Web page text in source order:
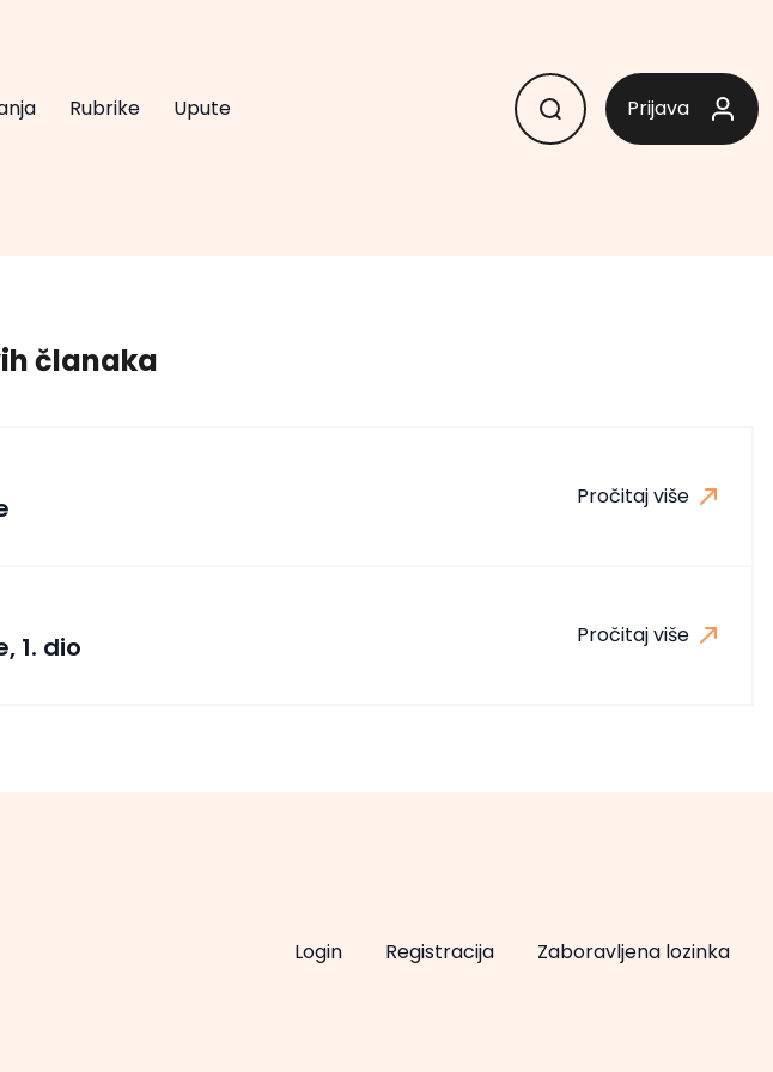
Rubrike Upute Prijava
članaka
Pročitaj više
1. dio Pročitaj više
Login Registracija Zaboravljena lozinka